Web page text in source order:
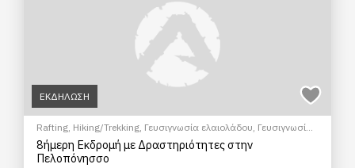
ΕΚΔΗΛΩΣΗ
Rafting, Hiking/Trekking, Γευσιγνωσία ελαιολάδου, Γευσιγνωσία
κρασιού
Ξεναγήσεις/Αξιοθέατα
8ήμερη Εκδρομή με Δραστηριότητες στην
Πελοπόνησσο